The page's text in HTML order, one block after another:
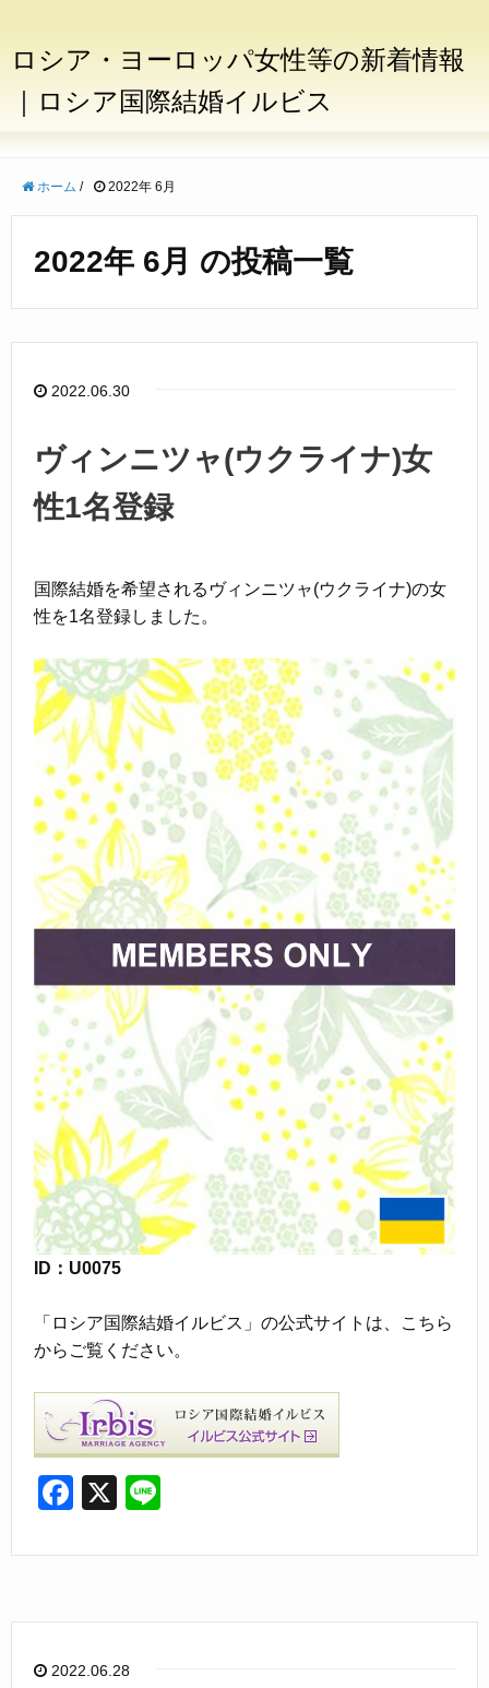
ロシア・ヨーロッパ女性等の新着情報
｜ロシア国際結婚イルビス
ホーム / 2022年 6月
2022年 6月 の投稿一覧
2022.06.30
ヴィンニツャ(ウクライナ)女
性1名登録
国際結婚を希望されるヴィンニツャ(ウクライナ)の女
性を1名登録しました。
ID：U0075
「ロシア国際結婚イルビス」の公式サイトは、こちら
からご覧ください。
F
c
b
o
X
e
2022.06.28